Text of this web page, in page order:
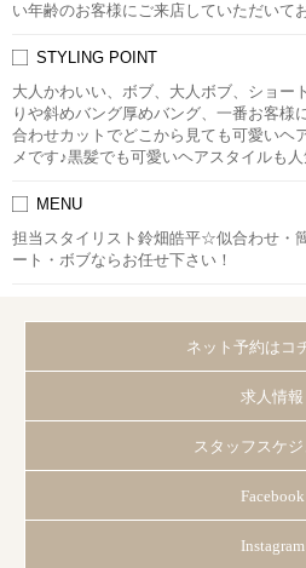
い年齢のお客様にご来店していただいて
STYLING POINT
大人かわいい、ボブ、大人ボブ、ショ
りや斜めバング厚めバング、一番お客様
合わせカットでどこから見ても可愛いヘ
メです♪黒髪でも可愛いヘアスタイルも
MENU
担当スタイリスト鈴畑皓平☆似合わせ・
ート・ボブならお任せ下さい！
ネット予約はコ
求人情報
スタッフスケ
Facebook
Instagram